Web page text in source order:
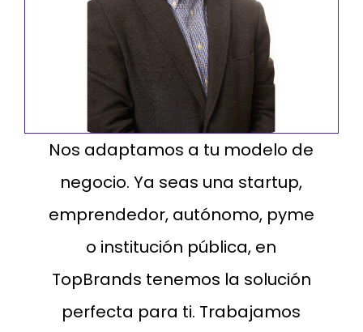
Nos adaptamos a tu modelo de
negocio. Ya seas una startup,
emprendedor, autónomo, pyme
o institución pública, en
TopBrands tenemos la solución
perfecta para ti. Trabajamos